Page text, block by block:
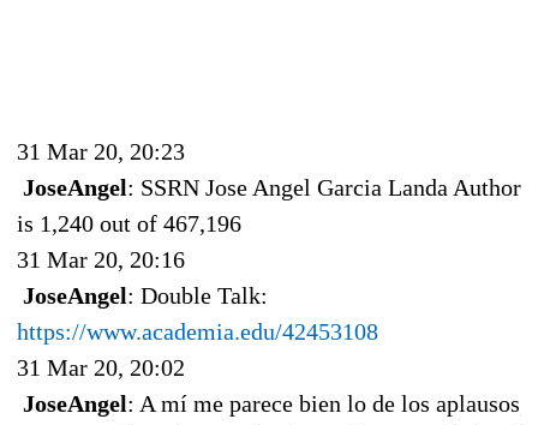
31 Mar 20, 20:23
JoseAngel: SSRN Jose Angel Garcia Landa Author
is 1,240 out of 467,196
31 Mar 20, 20:16
JoseAngel: Double Talk:
https://www.academia.edu/42453108
31 Mar 20, 20:02
JoseAngel: A mí me parece bien lo de los aplausos,